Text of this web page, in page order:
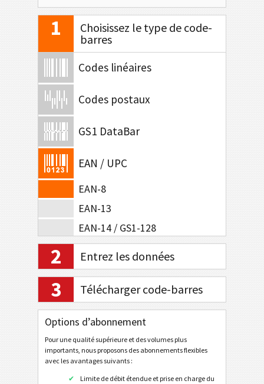
1
Choisissez le type de code-
barres
Codes linéaires
Codes postaux
GS1 DataBar
EAN / UPC
EAN-8
EAN-13
EAN-14 / GS1-128
EAN-8 Composite Symbology
EAN-13 Composite Symbology
UPC-A
UPC-E
UPC-A Composite Symbology
UPC-E Composite Symbology
2 Entrez les données
3 Télécharger code-barres
Options d’abonnement
Pour une qualité supérieure et des volumes plus
importants, nous proposons des abonnements flexibles
avec les avantages suivants :
Limite de débit étendue et prise en charge du